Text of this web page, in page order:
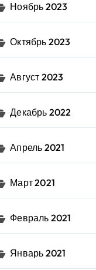
Ноябрь 2023
Октябрь 2023
Август 2023
Декабрь 2022
Апрель 2021
Март 2021
Февраль 2021
Январь 2021